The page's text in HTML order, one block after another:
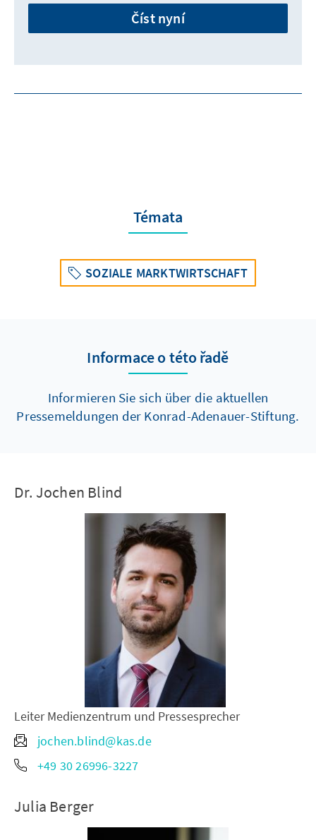
Číst nyní
Témata
SOZIALE MARKTWIRTSCHAFT
Informace o této řadě
Informieren Sie sich über die aktuellen
Pressemeldungen der Konrad-Adenauer-Stiftung.
Dr. Jochen Blind
Leiter Medienzentrum und Pressesprecher
jochen.blind@kas.de
+49 30 26996-3227
Julia Berger